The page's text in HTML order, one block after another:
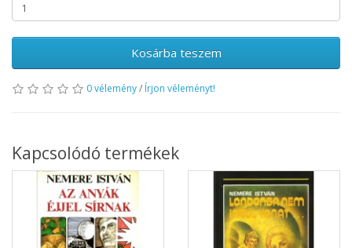
Kosárba teszem
0 vélemény/ Írjon véleményt!
Kapcsolódó termékek